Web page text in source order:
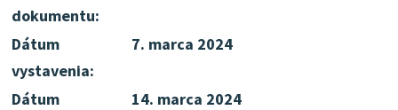
dokumentu:
Dátum
vystavenia:
7. marca 2024
Dátum
14. marca 2024